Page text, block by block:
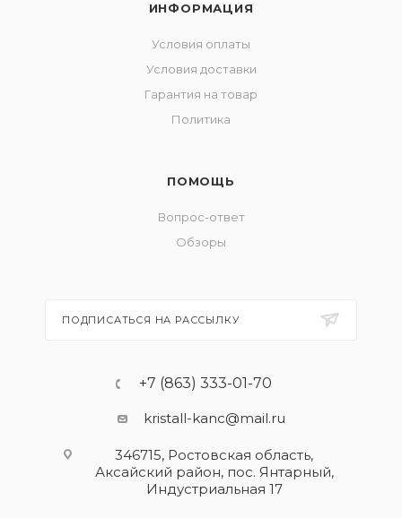
ИНФОРМАЦИЯ
Условия оплаты
Условия доставки
Гарантия на товар
Политика
ПОМОЩЬ
Вопрос-ответ
Обзоры
ПОДПИСАТЬСЯ НА РАССЫЛКУ
+7 (863) 333-01-70
kristall-kanc@mail.ru
346715, Ростовская область​,
Аксайский район, пос. Янтарный,
Индустриальная 17